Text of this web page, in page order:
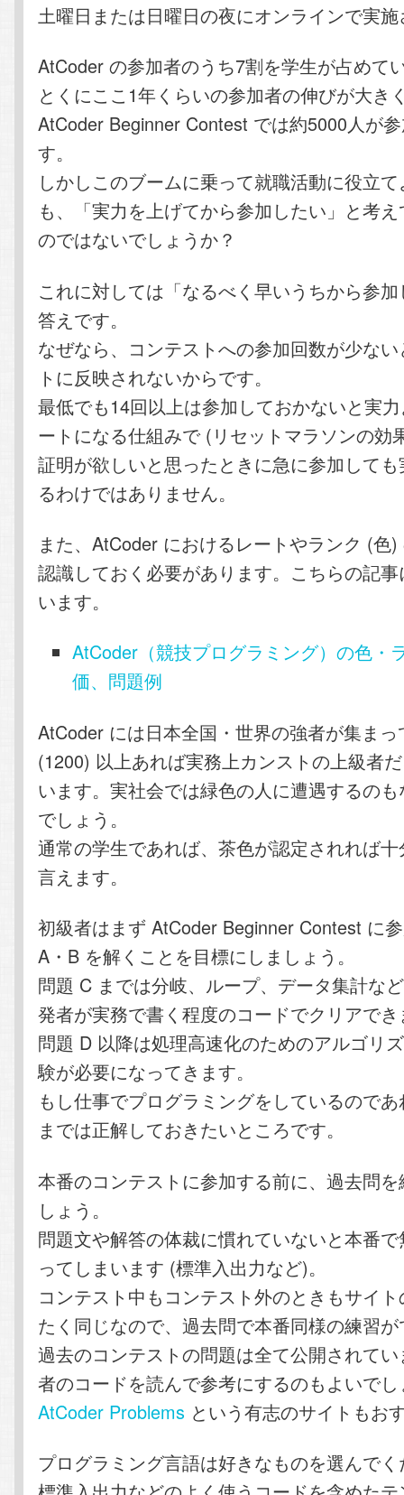
土曜日または日曜日の夜にオンラインで実
AtCoder の参加者のうち7割を学生が占めて
とくにここ1年くらいの参加者の伸びが大き
AtCoder Beginner Contest では約5000人が
す。
しかしこのブームに乗って就職活動に役立
も、「実力を上げてから参加したい」と考
のではないでしょうか？
これに対しては「なるべく早いうちから参
答えです。
なぜなら、コンテストへの参加回数が少な
トに反映されないからです。
最低でも14回以上は参加しておかないと実
ートになる仕組みで (リセットマラソンの効
証明が欲しいと思ったときに急に参加して
るわけではありません。
また、AtCoder におけるレートやランク (色
認識しておく必要があります。こちらの記
います。
AtCoder（競技プログラミング）の色・
価、問題例
AtCoder には日本全国・世界の強者が集ま
(1200) 以上あれば実務上カンストの上級者
います。実社会では緑色の人に遭遇するの
でしょう。
通常の学生であれば、茶色が認定されれば
言えます。
初級者はまず AtCoder Beginner Contest に
A・B を解くことを目標にしましょう。
問題 C までは分岐、ループ、データ集計な
発者が実務で書く程度のコードでクリアで
問題 D 以降は処理高速化のためのアルゴリ
験が必要になってきます。
もし仕事でプログラミングをしているので
までは正解しておきたいところです。
本番のコンテストに参加する前に、過去問
しょう。
問題文や解答の体裁に慣れていないと本番
ってしまいます (標準入出力など)。
コンテスト中もコンテスト外のときもサイ
たく同じなので、過去問で本番同様の練習
過去のコンテストの問題は全て公開されて
者のコードを読んで参考にするのもよいで
AtCoder Problems という有志のサイトもお
プログラミング言語は好きなものを選んで